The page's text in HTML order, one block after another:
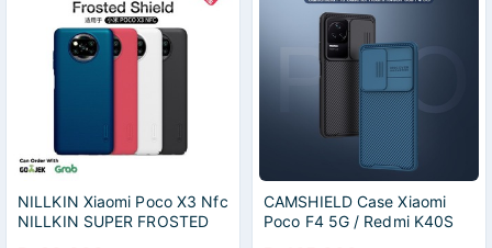
NILLKIN Xiaomi Poco X3 Nfc
NILLKIN SUPER FROSTED
CAMSHIELD Case Xiaomi
Poco F4 5G / Redmi K40S